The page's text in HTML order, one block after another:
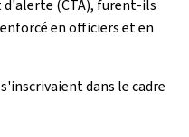
(CTA), furent-ils
en officiers et en
dans le cadre